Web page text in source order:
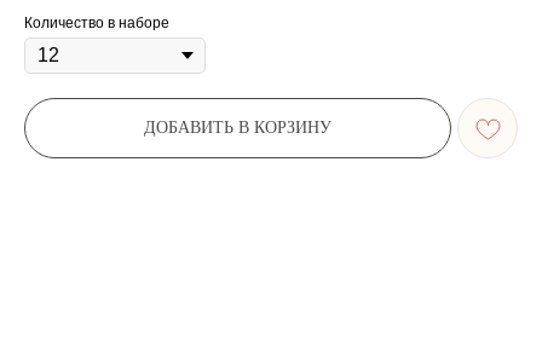
Количество в наборе
ДОБАВИТЬ В КОРЗИНУ